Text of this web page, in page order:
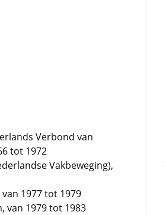
Verbond van
tot 1972
Vakbeweging),
1977 tot 1979
van 1979 tot 1983